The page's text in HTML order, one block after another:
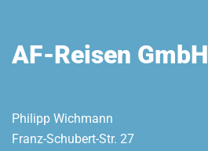
AF-Reisen GmbH
Philipp Wichmann
Franz-Schubert-Str. 27